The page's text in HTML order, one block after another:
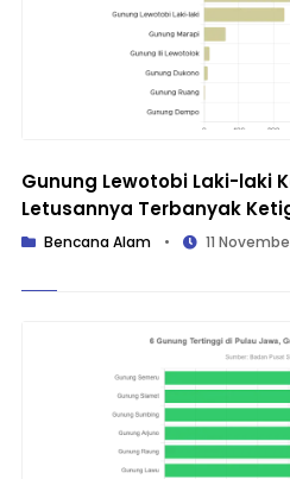
Gunung Lewotobi Laki-laki
Letusannya Terbanyak
Bencana Alam • 11